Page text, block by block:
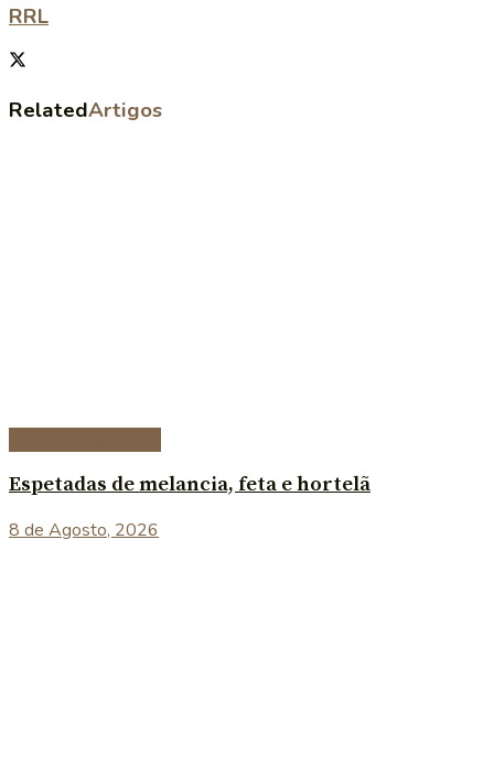
RRL
RelatedArtigos
Espetadas de melancia, feta e hortelã
8 de Agosto, 2026